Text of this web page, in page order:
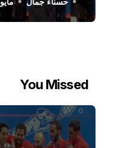
الدوري السعودي
You Missed